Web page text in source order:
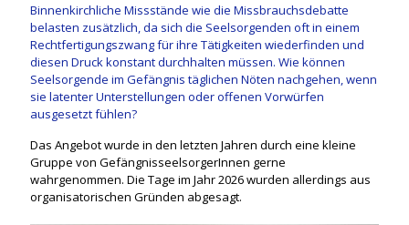
Binnenkirchliche Missstände wie die Missbrauchsdebatte
belasten zusätzlich, da sich die Seelsorgenden oft in einem
Rechtfertigungszwang für ihre Tätigkeiten wiederfinden und
diesen Druck konstant durchhalten müssen. Wie können
Seelsorgende im Gefängnis täglichen Nöten nachgehen, wenn
sie latenter Unterstellungen oder offenen Vorwürfen
ausgesetzt fühlen?
Das Angebot wurde in den letzten Jahren durch eine kleine
Gruppe von GefängnisseelsorgerInnen gerne
wahrgenommen. Die Tage im Jahr 2026 wurden allerdings aus
organisatorischen Gründen abgesagt.